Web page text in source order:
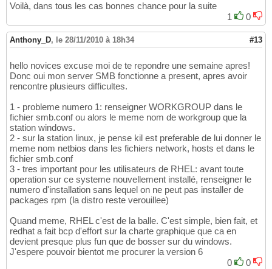
Voilà, dans tous les cas bonnes chance pour la suite
1
0
Anthony_D, le 28/11/2010 à 18h34 #13
hello novices excuse moi de te repondre une semaine apres!
Donc oui mon server SMB fonctionne a present, apres avoir
rencontre plusieurs difficultes.
1 - probleme numero 1: renseigner WORKGROUP dans le
fichier smb.conf ou alors le meme nom de workgroup que la
station windows.
2 - sur la station linux, je pense kil est preferable de lui donner le
meme nom netbios dans les fichiers network, hosts et dans le
fichier smb.conf
3 - tres important pour les utilisateurs de RHEL: avant toute
operation sur ce systeme nouvellement installé, renseigner le
numero d'installation sans lequel on ne peut pas installer de
packages rpm (la distro reste verouillee)
Quand meme, RHEL c'est de la balle. C'est simple, bien fait, et
redhat a fait bcp d'effort sur la charte graphique que ca en
devient presque plus fun que de bosser sur du windows.
J'espere pouvoir bientot me procurer la version 6
0
0